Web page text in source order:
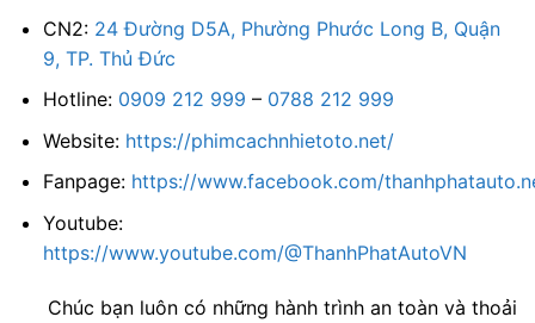
CN2: 24 Đường D5A, Phường Phước Long B, Quận
9, TP. Thủ Đức
Hotline: 0909 212 999 – 0788 212 999
Website: https://phimcachnhietoto.net/
Fanpage: https://www.facebook.com/
Youtube:
https://www.youtube.com/@ThanhPhatAutoVN
Chúc bạn luôn có những hành trình an toàn và thoải